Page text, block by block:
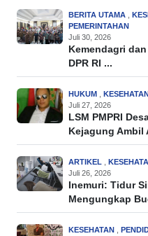
BERITA UTAMA ,
PEMERINTAHAN
Juli 30, 2026
Kemendagri dan
DPR RI ...
HUKUM , KESEHATAN
Juli 27, 2026
LSM PMPRI
Kejagung Ambil
ARTIKEL ,
Juli 26, 2026
Inemuri: Tidur
Mengungkap
KESEHATAN ,